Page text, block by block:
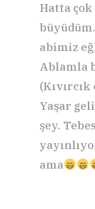
Hatta
abimiz
Ablamla
Yaşar
şey.
ama